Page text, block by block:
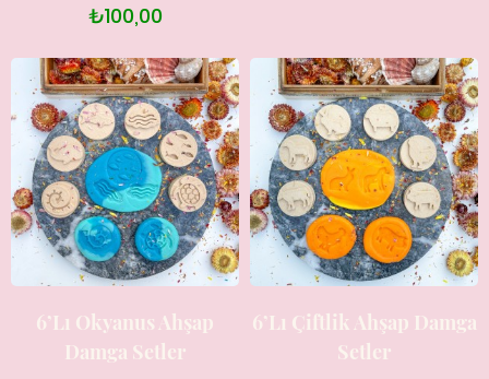
₺100,00
6’lı Okyanus Ahşap
Damga Setler
6’lı Çiftlik Ahşap Damga
Setler